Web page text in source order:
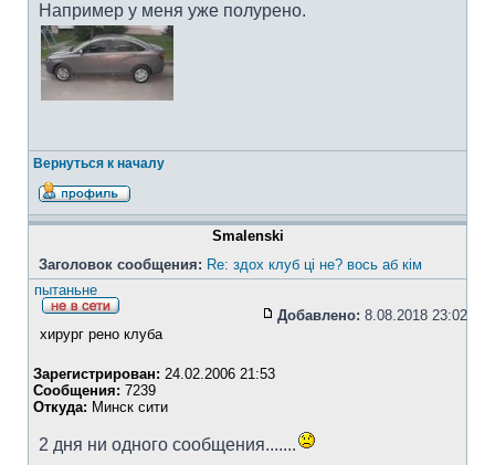
Например у меня уже полурено.
Вернуться к началу
Smalenski
Заголовок сообщения: Re: здох клуб ці не? вось аб кім
пытаньне
Добавлено: 8.08.2018 23:02
хирург рено клуба
Зарегистрирован: 24.02.2006 21:53
Сообщения: 7239
Откуда: Минск сити
2 дня ни одного сообщения.......